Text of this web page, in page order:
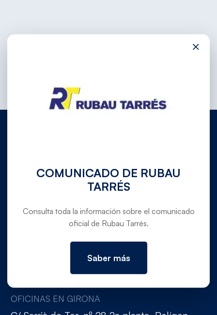
info@rubautarres.com
OFICINAS EN VERGES Y DOMICILIO SOCIAL
Ctra. C-31 de Torroella de Montgrí a Verges,
pk. 354,5 (Canet de La Tallada, 17134,
OFICINAS EN GIRONA
×
COMUNICADO DE RUBAU
TARRÉS
Consulta toda la información sobre el comunicado
oficial de Rubau Tarrés.
Saber más